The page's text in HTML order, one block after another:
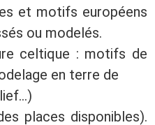
et motifs européens
ou modelés.
celtique : motifs de
en terre de
places disponibles).